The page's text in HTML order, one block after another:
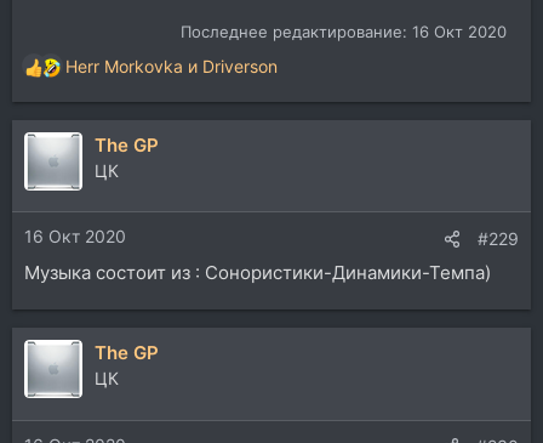
Последнее редактирование: 16 Окт 2020
Р
е
а
к
ц
и
и
:
Herr Morkovka и Driverson
The GP
ЦК
16 Окт 2020 #229
Музыка состоит из : Сонористики-Динамики-Темпа)
The GP
ЦК